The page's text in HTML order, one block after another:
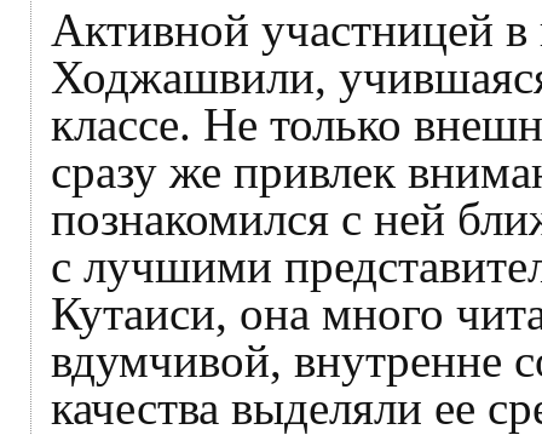
Активной участницей в
Ходжашвили,
классе. Не только
сразу же привлек
познакомился с ней
с лучшими
Кутаиси, она много
вдумчивой, внутренне
качества выделяли ее